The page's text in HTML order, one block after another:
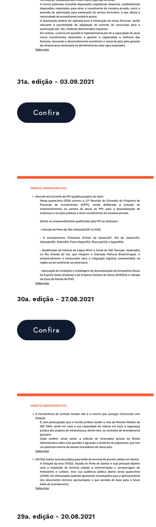
31a. edição - 03.09.2021
Confira
30a. edição - 27.08.2021
Confira
29a. edição - 20.08.2021